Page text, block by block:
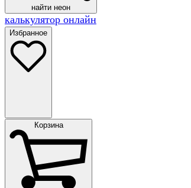
найти неон
калькулятор онлайн
Избранное
Корзина